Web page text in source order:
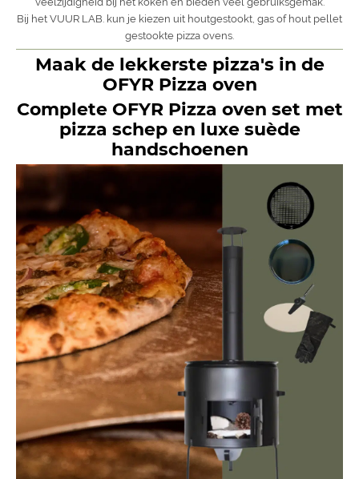
Bij het VUUR LAB. kun je kiezen uit houtgestookt, gas of hout pellet
gestookte pizza ovens.
Maak de lekkerste pizza's in de
OFYR Pizza oven
Complete OFYR Pizza oven set met
pizza schep en luxe suède
handschoenen